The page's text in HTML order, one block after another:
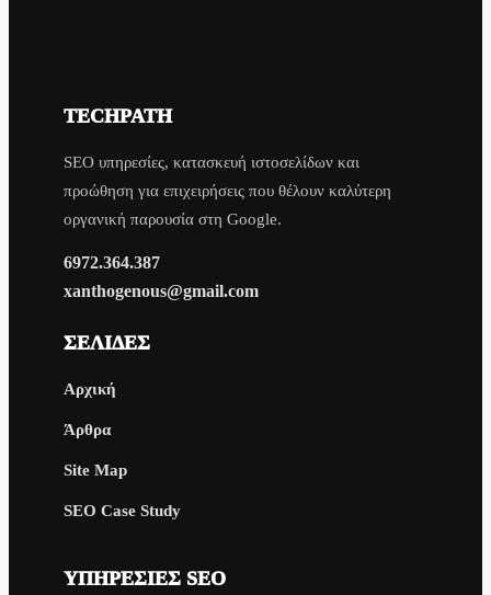
TECHPATH
SEO υπηρεσίες, κατασκευή ιστοσελίδων και
προώθηση για επιχειρήσεις που θέλουν καλύτερη
οργανική παρουσία στη Google.
6972.364.387
xanthogenous@gmail.com
ΣΕΛΊΔΕΣ
Αρχική
Άρθρα
Site Map
SEO Case Study
ΥΠΗΡΕΣΊΕΣ SEO